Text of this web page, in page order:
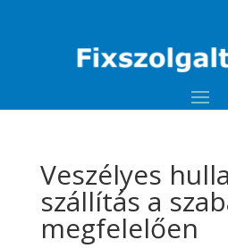
Veszélyes
szállítás a
megfelelően